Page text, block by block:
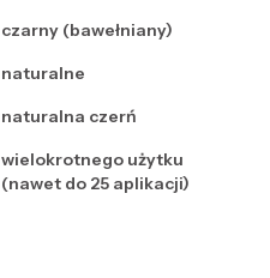
czarny (bawełniany)
naturalne
naturalna czerń
wielokrotnego użytku
(nawet do 25 aplikacji)